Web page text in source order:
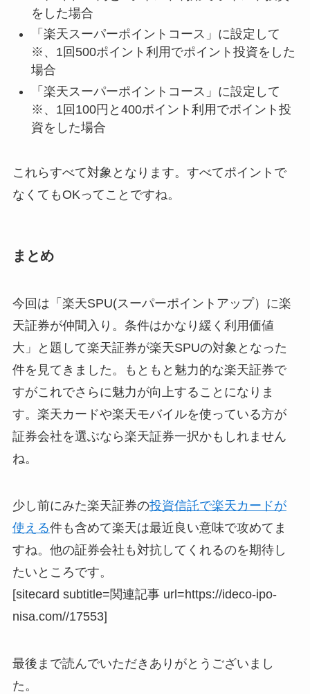
をした場合
「楽天スーパーポイントコース」に設定して
※、1回500ポイント利用でポイント投資をした
場合
「楽天スーパーポイントコース」に設定して
※、1回100円と400ポイント利用でポイント投
資をした場合
これらすべて対象となります。 すべてポイントで
なくてもOKってことですね。
まとめ
今回は「楽天SPU(スーパーポイントアップ）に楽
天証券が仲間入り。条件はかなり緩く利用価値
大」と題して楽天証券が楽天SPUの対象となった
件を見てきました。もともと魅力的な楽天証券で
すがこれでさらに魅力が向上することになりま
す。楽天カードや楽天モバイルを使っている方が
証券会社を選ぶなら楽天証券一択かもしれません
ね。
少し前にみた楽天証券の投資信託で楽天カードが
使える件も含めて楽天は最近良い意味で攻めてま
すね。他の証券会社も対抗してくれるのを期待し
たいところです。
[sitecard subtitle=関連記事 url=https://ideco-ipo-
nisa.com//17553]
最後まで読んでいただきありがとうございまし
た。